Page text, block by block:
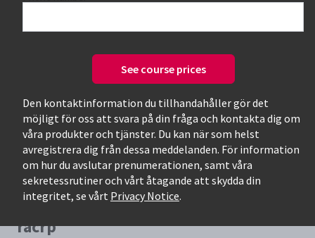
See course prices
Den kontaktinformation du tillhandahåller gör det
möjligt för oss att svara på din fråga och kontakta dig om
våra produkter och tjänster. Du kan när som helst
avregistrera dig från dessa meddelanden. För information
om hur du avslutar prenumerationen, samt våra
sekretessrutiner och vårt åtagande att skydda din
integritet, se vårt Privacy Notice.
Only available courses
Most Relevant Courses for search:
racrp